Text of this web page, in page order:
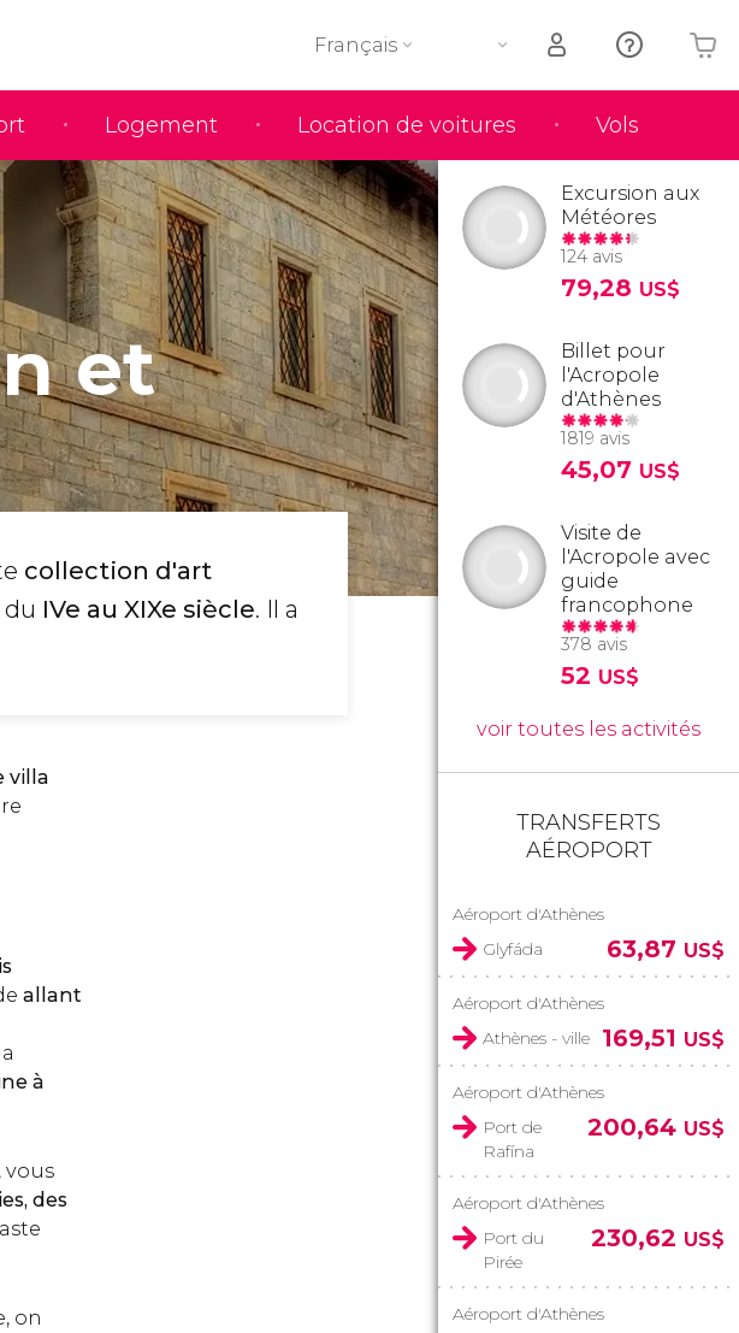
Logement Location de voitures Vols
Français
Votre panier est vide
et
collection d'art
du IVe au XIXe siècle. Il a
villa
allant
à
vous
des
on
Excursion aux
Météores
124 avis
79,28 US$
Billet pour
l'Acropole
d'Athènes
1819 avis
45,07 US$
Visite de
l'Acropole avec
guide
francophone
378 avis
52 US$
voir toutes les activités
TRANSFERTS
AÉROPORT
Aéroport d'Athènes
Glyfáda
63,87 US$
Aéroport d'Athènes
Athènes - ville
169,51 US$
Aéroport d'Athènes
Port de
Rafína
200,64 US$
Aéroport d'Athènes
Port du
Pirée
230,62 US$
Aéroport d'Athènes